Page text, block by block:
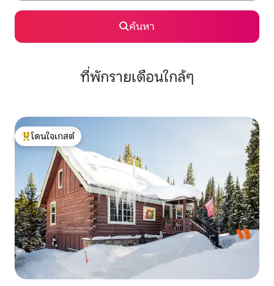
ค้นหา
ที่พักรายเดือนใกล้ๆ
โดนใจเกสต์ที่สุด
โดนใจเกสต์